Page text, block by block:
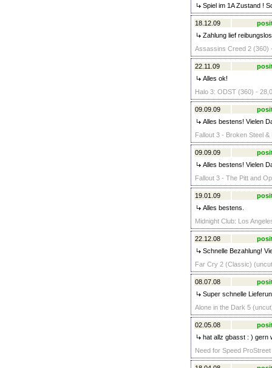
Spiel im 1A Zustand !
18.12.09
Zahlung lief
Assassins Creed 2 (360)
22.11.09
Alles ok!
Halo 3: ODST (360) -
09.09.09
Alles bestens! Vielen
Fallout 3 - Broken Steel
09.09.09
Alles bestens! Vielen
Fallout 3 - The Pitt and
19.01.09
Alles bestens.
Midnight Club: Los
22.12.08
Schnelle Bezahlung!
Far Cry 2 (Classic)
08.07.08
Super schnelle
Alone in the Dark 5
02.05.08
hat allz gbasst : ) gern
Need for Speed